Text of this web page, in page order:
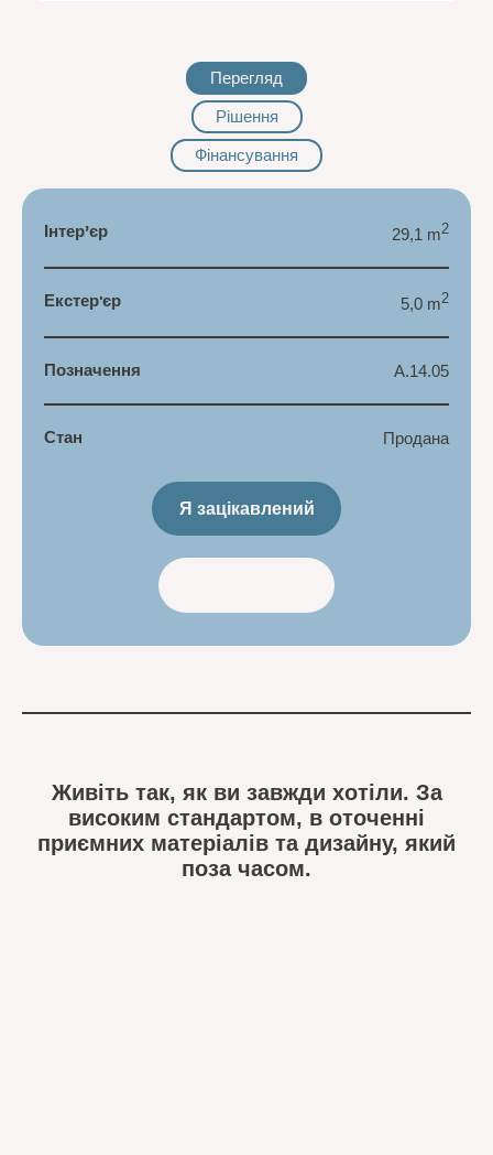
Перегляд
Рішення
Фінансування
Інтер’єр 29,1 m2
Екстер'єр 5,0 m2
Позначення A.14.05
Стан Продана
Я зацікавлений
Живіть так, як ви завжди хотіли. За
високим стандартом, в оточенні
приємних матеріалів та дизайну, який
поза часом.